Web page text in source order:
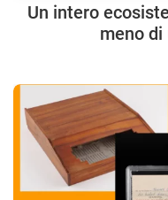
Un intero
meno di